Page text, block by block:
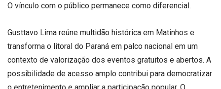
O vínculo com o público permanece como diferencial.
Gusttavo Lima reúne multidão histórica em Matinhos e
transforma o litoral do Paraná em palco nacional em um
contexto de valorização dos eventos gratuitos e abertos. A
possibilidade de acesso amplo contribui para democratizar